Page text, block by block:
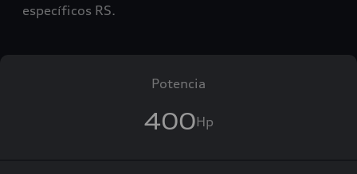
específicos RS.
Potencia
400Hp